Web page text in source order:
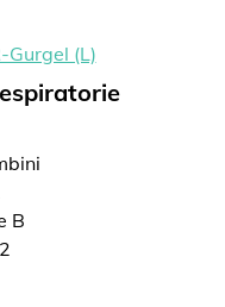
B